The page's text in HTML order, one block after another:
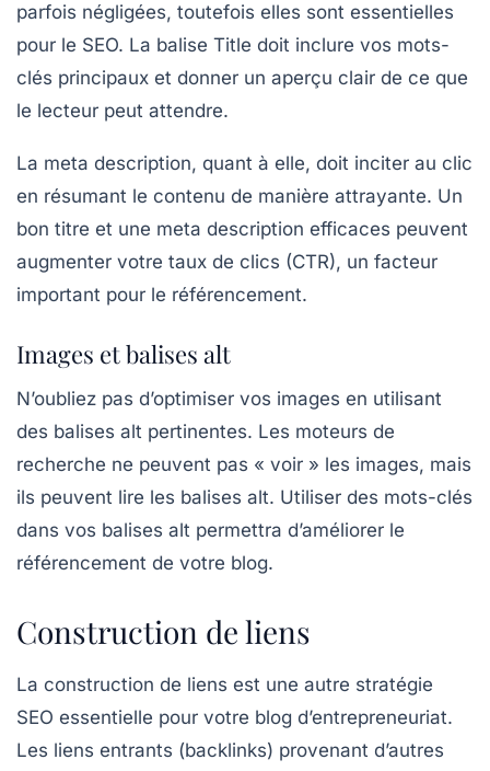
parfois négligées, toutefois elles sont essentielles
pour le SEO. La balise Title doit inclure vos mots-
clés principaux et donner un aperçu clair de ce que
le lecteur peut attendre.
La meta description, quant à elle, doit inciter au clic
en résumant le contenu de manière attrayante. Un
bon titre et une meta description efficaces peuvent
augmenter votre taux de clics (CTR), un facteur
important pour le référencement.
Images et balises alt
N’oubliez pas d’optimiser vos images en utilisant
des balises alt pertinentes. Les moteurs de
recherche ne peuvent pas « voir » les images, mais
ils peuvent lire les balises alt. Utiliser des mots-clés
dans vos balises alt permettra d’améliorer le
référencement de votre blog.
Construction de liens
La construction de liens est une autre stratégie
SEO essentielle pour votre blog d’entrepreneuriat.
Les liens entrants (backlinks) provenant d’autres